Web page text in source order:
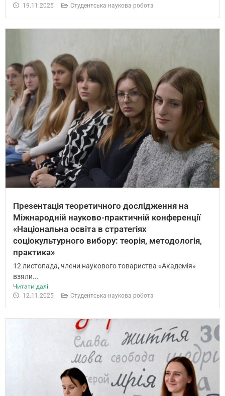
19.11.2025 Студентська наукова робота
Презентація теоретичного дослідження на
Міжнародній науково-практичній конференції
«Національна освіта в стратегіях
соціокультурного вибору: теорія, методологія,
практика»
12 листопада, члени наукового товариства «Академія»
взяли...
Читати далі
12.11.2025 Студентська наукова робота